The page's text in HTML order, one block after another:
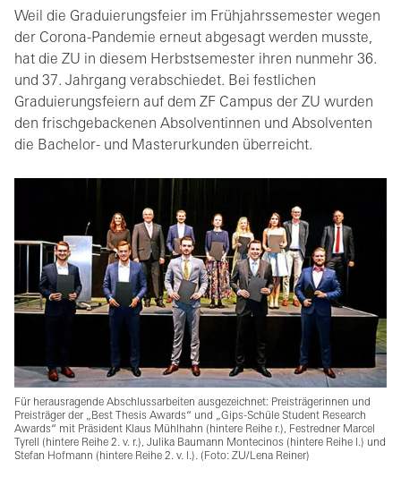
Weil die Graduierungsfeier im Frühjahrssemester wegen
der Corona-Pandemie erneut abgesagt werden musste,
hat die ZU in diesem Herbstsemester ihren nunmehr 36.
und 37. Jahrgang verabschiedet. Bei festlichen
Graduierungsfeiern auf dem ZF Campus der ZU wurden
den frischgebackenen Absolventinnen und Absolventen
die Bachelor- und Masterurkunden überreicht.
Für herausragende Abschlussarbeiten ausgezeichnet: Preisträgerinnen und
Preisträger der „Best Thesis Awards“ und „Gips-Schüle Student Research
Awards“ mit Präsident Klaus Mühlhahn (hintere Reihe r.), Festredner Marcel
Tyrell (hintere Reihe 2. v. r.), Julika Baumann Montecinos (hintere Reihe l.) und
Stefan Hofmann (hintere Reihe 2. v. l.). (Foto: ZU/Lena Reiner)